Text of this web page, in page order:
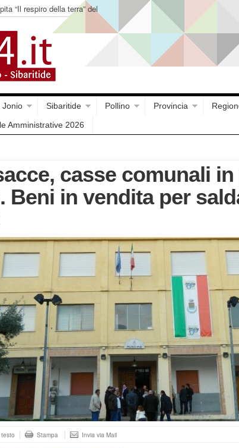
“Il respiro della terra” del
Jonio Sibaritide Pollino Provincia
Amministrative 2026
casse comunali
Beni in vendita per
Stampa Invia via Mail